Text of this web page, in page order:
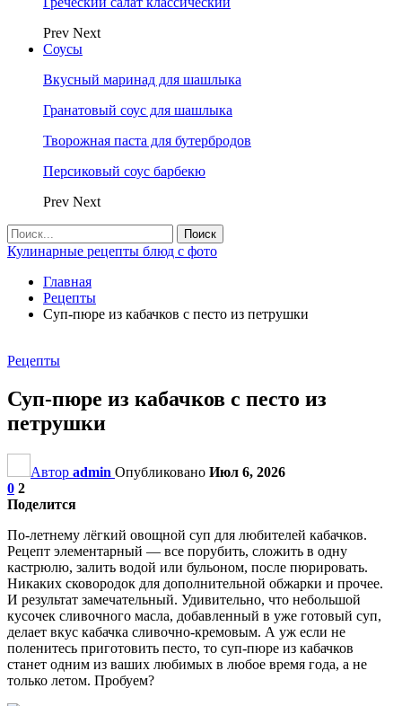
Prev Next
Соусы
Вкусный маринад для шашлыка
Гранатовый соус для шашлыка
Творожная паста для бутербродов
Персиковый соус барбекю
Prev Next
Кулинарные рецепты блюд с фото
Главная
Рецепты
Суп-пюре из кабачков с песто из петрушки
Рецепты
Суп-пюре из кабачков с песто из
петрушки
Автор admin Опубликовано Июл 6, 2026
0 2
Поделится
По-летнему лёгкий овощной суп для любителей кабачков.
Рецепт элементарный — все порубить, сложить в одну
кастрюлю, залить водой или бульоном, после пюрировать.
Никаких сковородок для дополнительной обжарки и прочее.
И результат замечательный. Удивительно, что небольшой
кусочек сливочного масла, добавленный в уже готовый суп,
делает вкус кабачка сливочно-кремовым. А уж если не
поленитесь приготовить песто, то суп-пюре из кабачков
станет одним из ваших любимых в любое время года, а не
только летом. Пробуем?